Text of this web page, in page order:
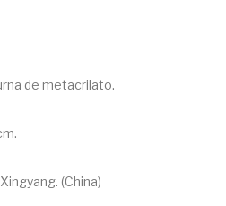
de metacrilato.
(China)